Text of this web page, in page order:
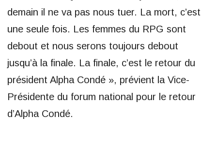
demain il ne va pas nous tuer. La mort, c’est
une seule fois. Les femmes du RPG sont
debout et nous serons toujours debout
jusqu’à la finale. La finale, c’est le retour du
président Alpha Condé », prévient la Vice-
Présidente du forum national pour le retour
d’Alpha Condé.